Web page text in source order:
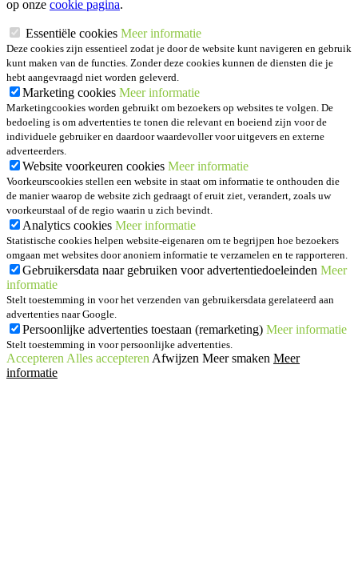
op onze cookie pagina.
Essentiële cookies Meer informatie
Deze cookies zijn essentieel zodat je door de website kunt navigeren en gebruik
kunt maken van de functies. Zonder deze cookies kunnen de diensten die je
hebt aangevraagd niet worden geleverd.
Marketing cookies Meer informatie
Marketingcookies worden gebruikt om bezoekers op websites te volgen. De
bedoeling is om advertenties te tonen die relevant en boeiend zijn voor de
individuele gebruiker en daardoor waardevoller voor uitgevers en externe
adverteerders.
Website voorkeuren cookies Meer informatie
Voorkeurscookies stellen een website in staat om informatie te onthouden die
de manier waarop de website zich gedraagt of eruit ziet, verandert, zoals uw
voorkeurstaal of de regio waarin u zich bevindt.
Analytics cookies Meer informatie
Statistische cookies helpen website-eigenaren om te begrijpen hoe bezoekers
omgaan met websites door anoniem informatie te verzamelen en te rapporteren.
Gebruikersdata naar gebruiken voor advertentiedoeleinden Meer
informatie
Stelt toestemming in voor het verzenden van gebruikersdata gerelateerd aan
advertenties naar Google.
Persoonlijke advertenties toestaan (remarketing) Meer informatie
Stelt toestemming in voor persoonlijke advertenties.
Accepteren Alles accepteren Afwijzen Meer smaken Meer
informatie